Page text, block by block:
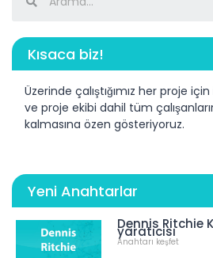
Kısaca biz!
Üzerinde çalıştığımız her proje için
ve proje ekibi dahil tüm
kalmasına özen gösteriyoruz.
Yeni Anahtarlar
Dennis Ritchie
yaratıcısı
Anahtarı keşfet